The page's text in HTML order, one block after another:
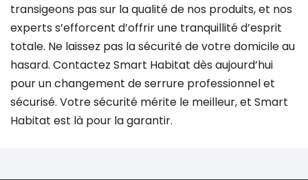
transigeons pas sur la qualité de nos produits, et nos
experts s’efforcent d’offrir une tranquillité d’esprit
totale. Ne laissez pas la sécurité de votre domicile au
hasard. Contactez Smart Habitat dès aujourd’hui
pour un changement de serrure professionnel et
sécurisé. Votre sécurité mérite le meilleur, et Smart
Habitat est là pour la garantir.